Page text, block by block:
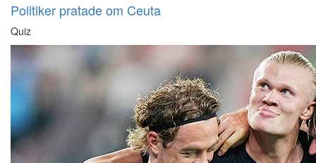
Politiker pratade om Ceuta
Quiz